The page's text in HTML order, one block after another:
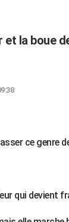
la boue
ce genre
qui devient